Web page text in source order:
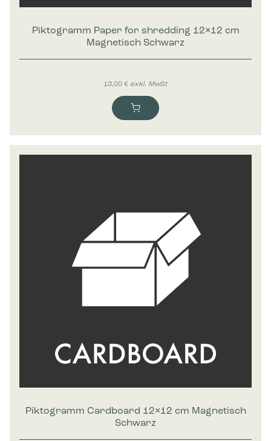
Piktogramm Paper for shredding 12×12 cm
Magnetisch Schwarz
13,00 € exkl. MwSt
Piktogramm Cardboard 12×12 cm Magnetisch
Schwarz